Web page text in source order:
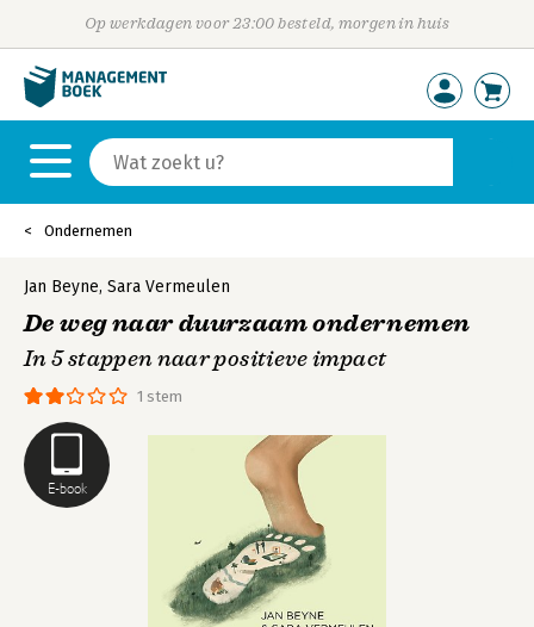
Op werkdagen voor 23:00 besteld, morgen in huis
Ondernemen
E-book
1 stem
Jan Beyne, Sara Vermeulen
De weg naar duurzaam ondernemen
In 5 stappen naar positieve impact